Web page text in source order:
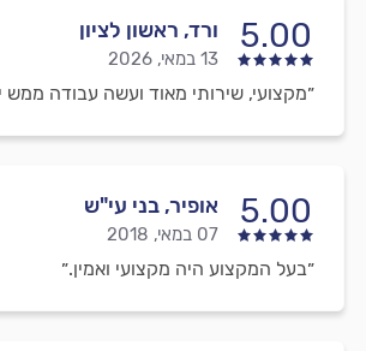
5.00 ורד, ראשון לציון
13 במאי, 2026
״מקצועי, שירותי מאוד ועשה עבודה ממש
5.00 אופיר, בני עי"ש
07 במאי, 2018
״בעל המקצוע היה מקצועי ואמין.״